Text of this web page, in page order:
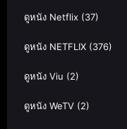
ดูหนัง Netflix (37)
ดูหนัง NETFLIX (376)
ดูหนัง Viu (2)
ดูหนัง WeTV (2)